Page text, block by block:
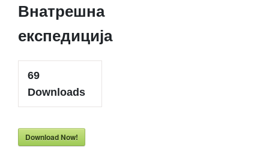
Внатрешна
експедиција
69
Downloads
Download Now!